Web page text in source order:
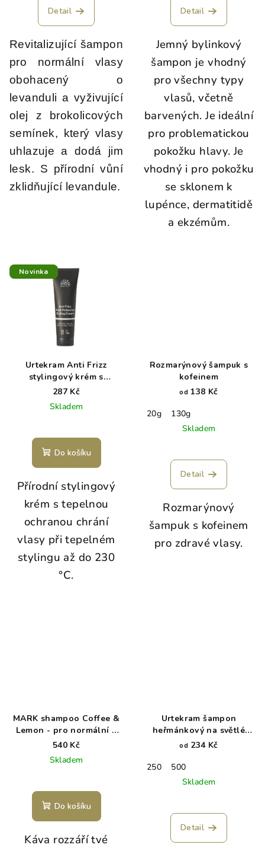
Detail
Revitalizující šampon
pro normální vlasy
obohacený o
levanduli a vyživující
olej z brokolicových
semínek, který vlasy
uhlazuje a dodá jim
lesk. S přírodní vůní
zklidňující levandule.
Detail
Jemný bylinkový
šampon je vhodný
pro všechny typy
vlasů, včetně
barvených. Je ideální
pro problematickou
pokožku hlavy. Je
vhodný i pro pokožku
se sklonem k
lupénce, dermatitidě
a ekzémům.
Novinka
Urtekram Anti Frizz
stylingový krém s
tepelnou ochranou 75 ml
BIO
287 Kč
Skladem
Do košíku
Přírodní stylingový
krém s tepelnou
ochranou chrání
vlasy při tepelném
stylingu až do 230
°C.
Rozmarýnový šampuk s
kofeinem
od 138 Kč
20g
130g
Skladem
Detail
Rozmarýnový
šampuk s kofeinem
pro zdravé vlasy.
MARK shampoo Coffee &
Lemon - pro normální a
mastné vlasy
540 Kč
Skladem
Do košíku
Káva rozzáří tvé
Urtekram šampon
heřmánkový na světlé
vlasy BIO
od 234 Kč
250
500
Skladem
Detail